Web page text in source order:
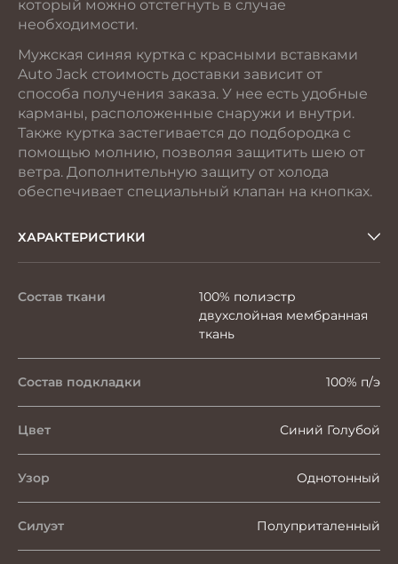
который можно отстегнуть в случае
необходимости.
Мужская синяя куртка с красными вставками
Auto Jack стоимость доставки зависит от
способа получения заказа. У нее есть удобные
карманы, расположенные снаружи и внутри.
Также куртка застегивается до подбородка с
помощью молнию, позволяя защитить шею от
ветра. Дополнительную защиту от холода
обеспечивает специальный клапан на кнопках.
ХАРАКТЕРИСТИКИ
Состав ткани
100% полиэстр
двухслойная мембранная
ткань
Состав подкладки 100% п/э
Цвет Синий Голубой
Узор Однотонный
Силуэт Полуприталенный